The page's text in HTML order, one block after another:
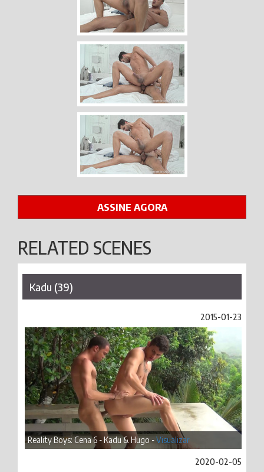
ASSINE AGORA
RELATED SCENES
Kadu (39)
2015-01-23
Reality Boys: Cena 6 - Kadu & Hugo -Visualizar
2020-02-05